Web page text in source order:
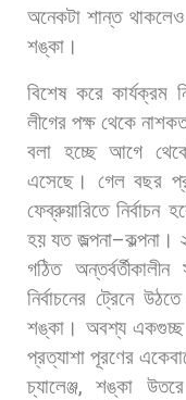
অনেকটা শান্ত থাকলেও
শঙ্কা।
বিশেষ করে কার্যক্রম
লীগের পক্ষ থেকে
বলা হচ্ছে আগে
এসেছে।
গেল বছর
ফেব্রুয়ারিতে নির্বাচন
হয় যত জল্পনা–কল্পনা।
গঠিত
অন্তর্বর্তীকালীন
নির্বাচনের ট্রেনে উঠতে
শঙ্কা। অবশ্য একগুচ্ছ
প্রত্যাশা পূরণের
চ্যালেঞ্জ,শঙ্কা উতরে